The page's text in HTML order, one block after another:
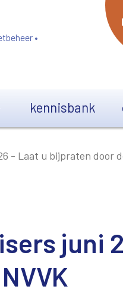
•
kennisbank
- Laat u bijpraten door
juni